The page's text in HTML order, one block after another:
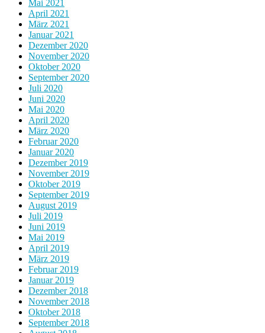
Mai 2021
April 2021
März 2021
Januar 2021
Dezember 2020
November 2020
Oktober 2020
September 2020
Juli 2020
Juni 2020
Mai 2020
April 2020
März 2020
Februar 2020
Januar 2020
Dezember 2019
November 2019
Oktober 2019
September 2019
August 2019
Juli 2019
Juni 2019
Mai 2019
April 2019
März 2019
Februar 2019
Januar 2019
Dezember 2018
November 2018
Oktober 2018
September 2018